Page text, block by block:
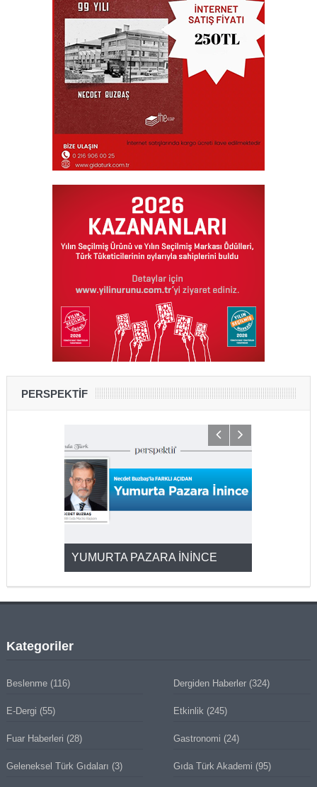
PERSPEKTİF
YUMURTA PAZARA İNİNCE
Kategoriler
Beslenme(116) Dergiden Haberler (324)
E-Dergi (55) Etkinlik (245)
Fuar Haberleri (28) Gastronomi (24)
Geleneksel Türk Gıdaları (3) Gıda Türk Akademi (95)